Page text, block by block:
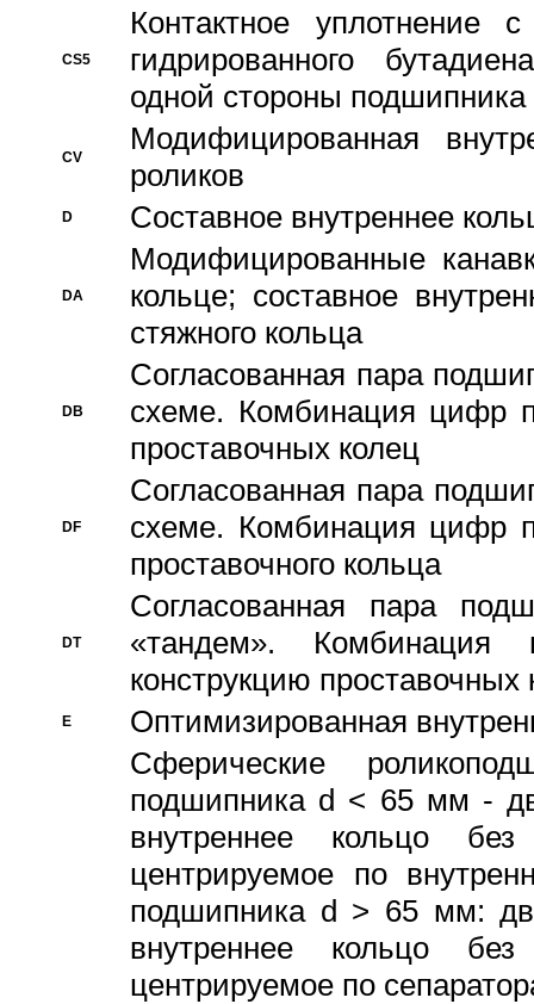
CS5
Контактное уплотнение
гидрированного
одной стороны подшипника
CV
Модифицированная
роликов
D Составное внутреннее
DA
Модифицированные
кольце; составное
стяжного кольца
DB
Согласованная пара
схеме. Комбинация цифр
проставочных колец
DF
Согласованная пара
схеме. Комбинация цифр
проставочного кольца
DT
Согласованная пара
«тандем».
конструкцию проставочных
E
Оптимизированная
Сферические
подшипника d < 65 мм -
внутреннее кольцо
центрируемое по
подшипника d > 65 мм:
внутреннее кольцо
центрируемое по